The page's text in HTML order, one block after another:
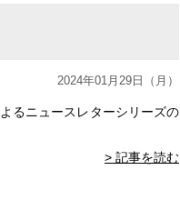
2024年01月29日（月）
るニュースレターシリーズの
> 記事を読む